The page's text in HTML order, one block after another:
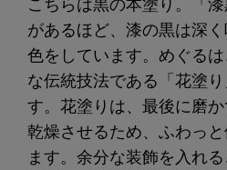
こちらは黒の本塗り。「
があるほど、漆の黒は深
色をしています。めぐる
な伝統技法である「花塗
す。花塗りは、最後に磨
乾燥させるため、ふわっ
ます。余分な装飾を入れ